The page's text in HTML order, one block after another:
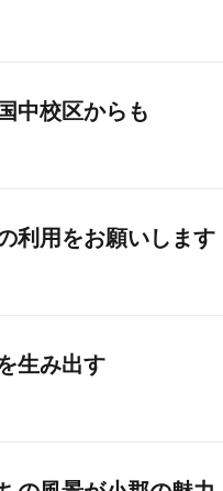
中校区からも
利用をお願いします
生み出す